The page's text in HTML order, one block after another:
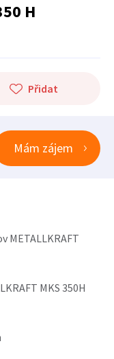
H
Přidat
Mám zájem
METALLKRAFT
MKS 350H